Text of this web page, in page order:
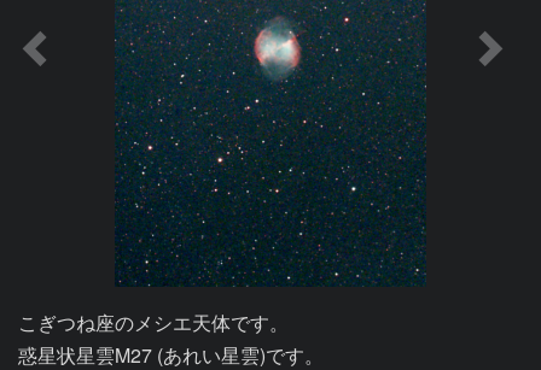
こぎつね座のメシエ天体です。
惑星状星雲M27 (あれい星雲)です。